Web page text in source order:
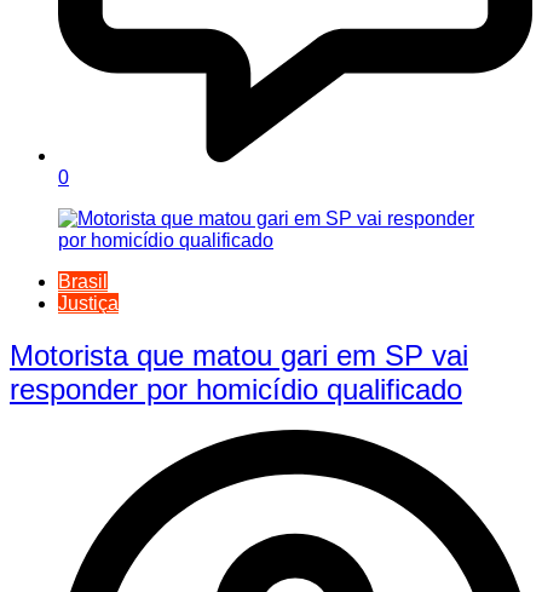
0
Brasil
Justiça
Motorista que matou gari em SP vai
responder por homicídio qualificado